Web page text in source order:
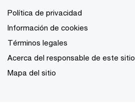
Política de privacidad
Información de cookies
Términos legales
Acerca del responsable de este sitio
Mapa del sitio